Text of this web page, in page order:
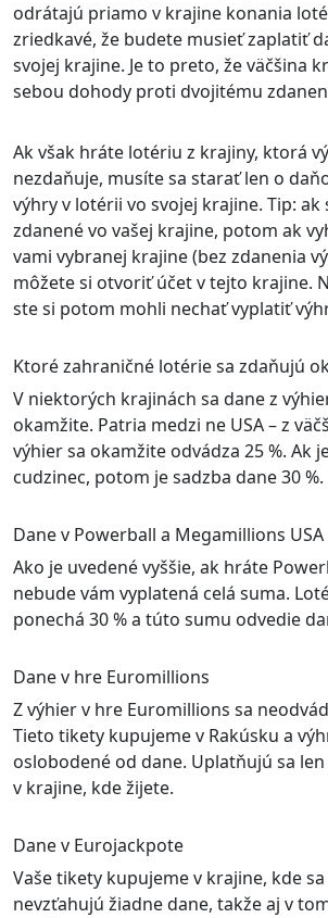
odrátajú priamo v krajine konania
zriedkavé, že budete musieť zaplatiť
svojej krajine. Je to preto, že väčšina
sebou dohody proti dvojitému
Ak však hráte lotériu z krajiny, ktorá
nezdaňuje, musíte sa starať len o
výhry v lotérii vo svojej krajine. Tip: ak
zdanené vo vašej krajine, potom ak
vami vybranej krajine (bez zdanenia
môžete si otvoriť účet v tejto krajine.
ste si potom mohli nechať vyplatiť
Ktoré zahraničné lotérie sa zdaňujú
V niektorých krajinách sa dane z
okamžite. Patria medzi ne USA – z
výhier sa okamžite odvádza 25 %. Ak
cudzinec, potom je sadzba dane 30 %.
Dane v Powerball a Megamillions USA
Ako je uvedené vyššie, ak hráte
nebude vám vyplatená celá suma.
ponechá 30 % a túto sumu odvedie
Dane v hre Euromillions
Z výhier v hre Euromillions sa
Tieto tikety kupujeme v Rakúsku a
oslobodené od dane. Uplatňujú sa
v krajine, kde žijete.
Dane v Eurojackpote
Vaše tikety kupujeme v krajine, kde
nevzťahujú žiadne dane, takže aj v